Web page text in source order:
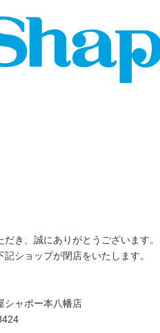
き、誠にありがとうございます。
ショップが閉店をいたします。
シャポー本八幡店